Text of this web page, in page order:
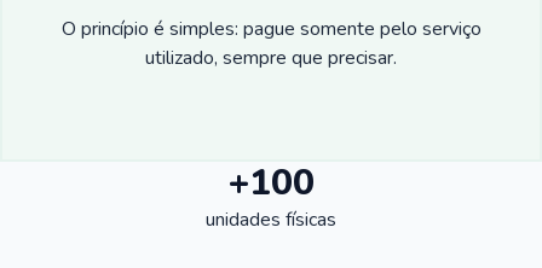
O princípio é simples: pague somente pelo serviço
utilizado, sempre que precisar.
+100
unidades físicas